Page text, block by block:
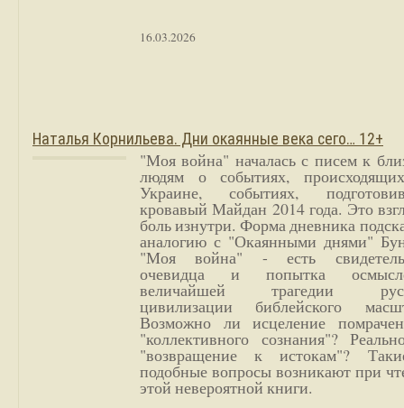
16.03.2026
Наталья Корнильева. Дни окаянные века сего… 12+
"Моя война" началась с писем к
людям о событиях,
Украине, событиях,
кровавый Майдан 2014 года. Это
боль изнутри. Форма дневника
аналогию с "Окаянными днями"
"Моя война" - есть
очевидца и попытка
величайшей трагедии
цивилизации библейского
Возможно ли исцеление
"коллективного сознания"?
"возвращение к истокам"?
подобные вопросы возникают при
этой невероятной книги.